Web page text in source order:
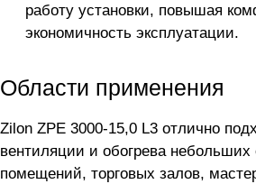
работу установки, повышая
экономичность эксплуатации.
Области применения
Zilon ZPE 3000-15,0 L3 отлично
вентиляции и обогрева
помещений, торговых залов,